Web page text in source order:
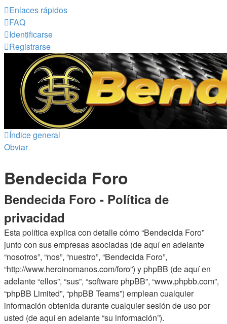
Enlaces rápidos
FAQ
Identificarse
Registrarse
Índice general
Obviar
Bendecida Foro
Bendecida Foro - Política de
privacidad
Esta política explica con detalle cómo “Bendecida Foro”
junto con sus empresas asociadas (de aquí en adelante
“nosotros”, “nos”, “nuestro”, “Bendecida Foro”,
“http://www.heroinomanos.com/foro”) y phpBB (de aquí en
adelante “ellos”, “sus”, “software phpBB”, “www.phpbb.com”,
“phpBB Limited”, “phpBB Teams”) emplean cualquier
información obtenida durante cualquier sesión de uso por
usted (de aquí en adelante “su información”).